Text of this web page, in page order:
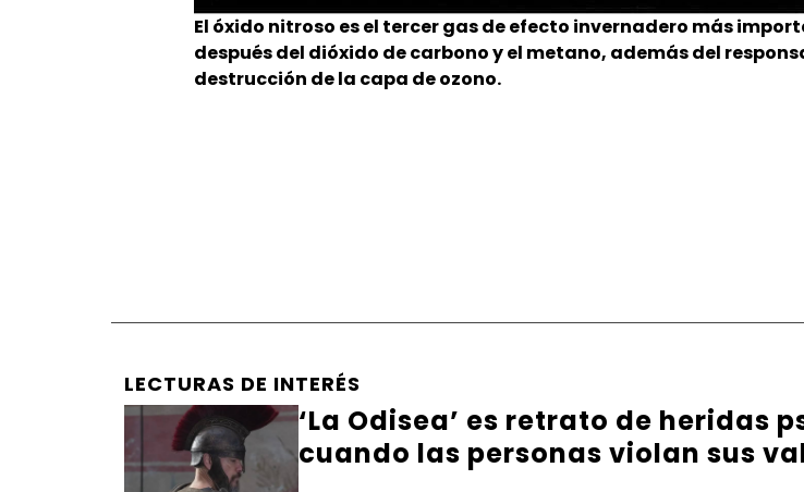
El óxido nitroso es el tercer gas de efecto invernadero más
después del dióxido de carbono y el metano, además del
destrucción de la capa de ozono.
LECTURAS DE INTERÉS
‘La Odisea’ es retrato de heridas
cuando las personas violan sus